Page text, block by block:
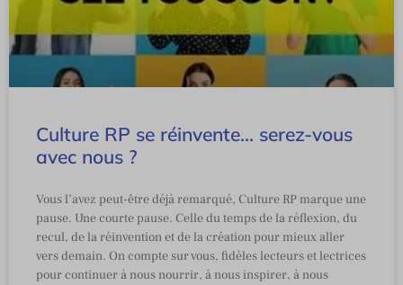
Culture RP se réinvente… serez-vous
avec nous ?
Vous l’avez peut-être déjà remarqué, Culture RP marque une
pause. Une courte pause. Celle du temps de la réflexion, du
recul, de la réinvention et de la création pour mieux aller
vers demain. On compte sur vous, fidèles lecteurs et lectrices
pour continuer à nous nourrir, à nous inspirer, à nous